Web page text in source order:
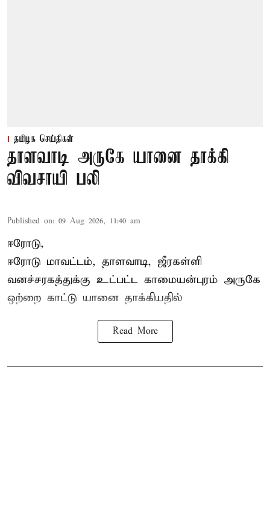
தமிழக செய்திகள்
தாளவாடி அருகே யானை தாக்கி
விவசாயி பலி
Published on: 09 Aug 2026, 11:40 am
ஈரோடு,
ஈரோடு மாவட்டம், தாளவாடி, ஜீரகள்ளி
வனச்சரகத்துக்கு உட்பட்ட காமையன்புரம் அருகே
ஒற்றை காட்டு யானை தாக்கியதில்
Read More